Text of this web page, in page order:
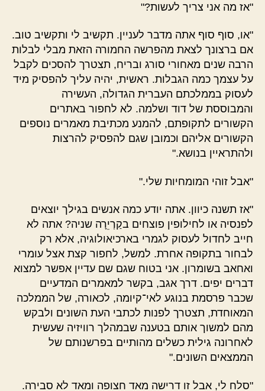
"אז מה אני צריך לעשות?"
"או, סוף סוף אתה מדבר לעניין. תקשיב לי ותקשיב טוב.
אם ברצונך לצאת מהפרשה החמורה הזאת מבלי לבלות
הרבה שנים מאחורי סורג ובריח, תצטרך להסכים לקבל
על עצמך כמה הגבלות. ראשית, יהיה עליך להפסיק מיד
לעסוק בממלכתם העברית הגדולה, העשירה
והמבוססת של דוד ושלמה. לא לחפור באתרים
הקשורים לתקופתם, להמנע מכתיבת מאמרים נוספים
הקשורים אליהם וכמובן שגם להפסיק להרצות
ולהתראיין בנושא."
"אבל זוהי המומחיות שלי."
"אז תשנה כיוון. אתה יודע כמה אנשים בגילך יוצאים
לפנסיה או לחילופין פוצחים בקַרְיֵרָה שניה? אתה לא
חייב לחדול לעסוק לגמרי בארכיאולוגיה, אלא רק
לבחור בתקופה אחרת. למשל, לחפור קצת אצל עומרי
ואחאב בשומרון. אני בטוח שגם שם עדיין אפשר למצוא
דברים יפים. דרך אגב, בקשר למאמרים המדעיים
שכבר פרסמת בנוגע לאי־קיומה, לכאורה, של הממלכה
המאוחדת, תצטרך לפנות לכתבי העת השונים ולבקש
מהם למשוך אותם בטענה שבמהלך רוויזיה שעשית
לאחרונה גילית כשלים מהותיים בפרשנותם של
הממצאים השונים."
"סלח לי, אבל זו דרישה מאד חצופה ומאד לא סבירה.